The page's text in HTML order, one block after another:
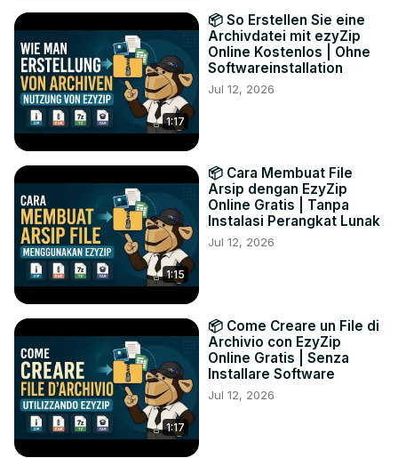
1:17
📦 So Erstellen Sie eine
Archivdatei mit ezyZip
Online Kostenlos | Ohne
Softwareinstallation
Jul 12, 2026
1:15
📦 Cara Membuat File
Arsip dengan EzyZip
Online Gratis | Tanpa
Instalasi Perangkat Lunak
Jul 12, 2026
1:17
📦 Come Creare un File di
Archivio con EzyZip
Online Gratis | Senza
Installare Software
Jul 12, 2026